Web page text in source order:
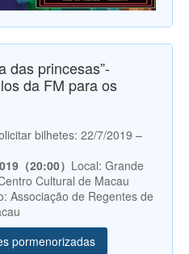
das princesas”-
da FM para os
bilhetes: 22/7/2019 –
（20:00） Local: Grande
Cultural de Macau
Associação de Regentes de
pormenorizadas